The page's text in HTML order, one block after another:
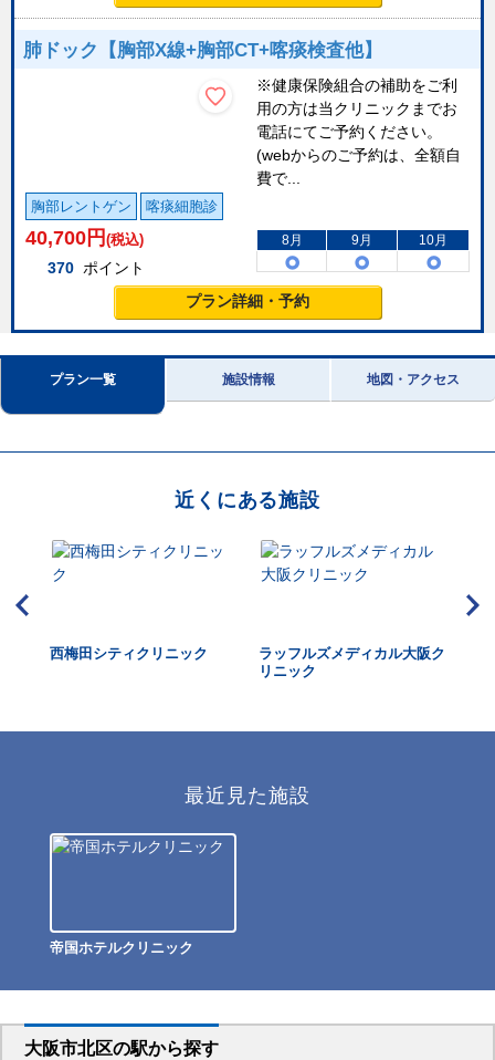
肺ドック【胸部X線+胸部CT+喀痰検査他】
※健康保険組合の補助をご利
用の方は当クリニックまでお
電話にてご予約ください。
(webからのご予約は、全額自
費で...
胸部レントゲン 喀痰細胞診
40,700 円 (税込)
370 ポイント
8月 9月 10月
プラン詳細・予約
プラン一覧 施設情報 地図・アクセス
近くにある施設
西梅田シティクリニック
ラッフルズメディカル大阪ク
リニック
最近見た施設
帝国ホテルクリニック
大阪市北区の駅から探す